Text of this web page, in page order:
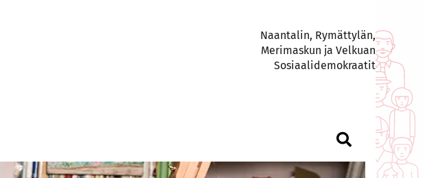
Naantalin, Rymättylän,
Merimaskun ja Velkuan
Sosiaalidemokraatit